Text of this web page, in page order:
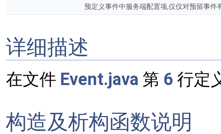
预定义事件中服务端配置项,仅仅对预留事件
详细描述
在文件 Event.java 第 6 行定
构造及析构函数说明